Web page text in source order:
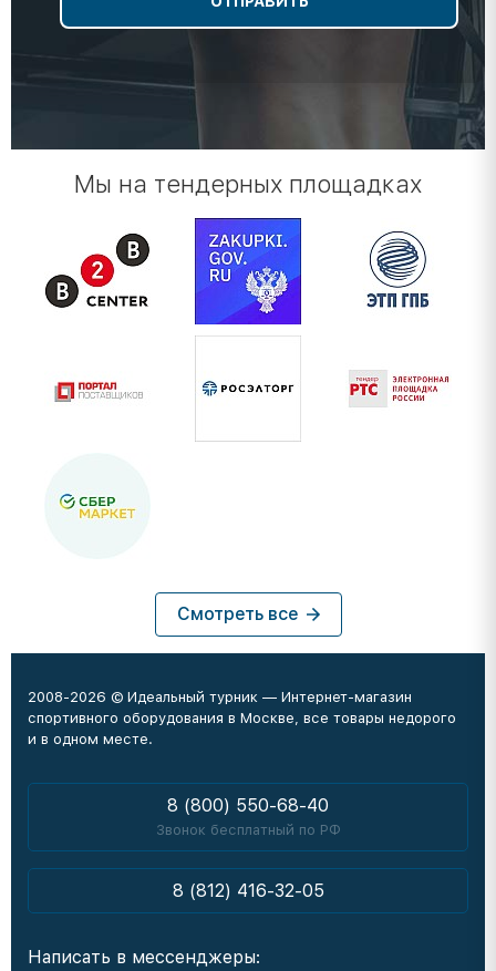
Мы на тендерных площадках
Смотреть все
2008-2026 © Идеальный турник — Интернет-магазин
спортивного оборудования в Москве, все товары недорого
и в одном месте.
8 (800) 550-68-40
Звонок бесплатный по РФ
8 (812) 416-32-05
Написать в мессенджеры: